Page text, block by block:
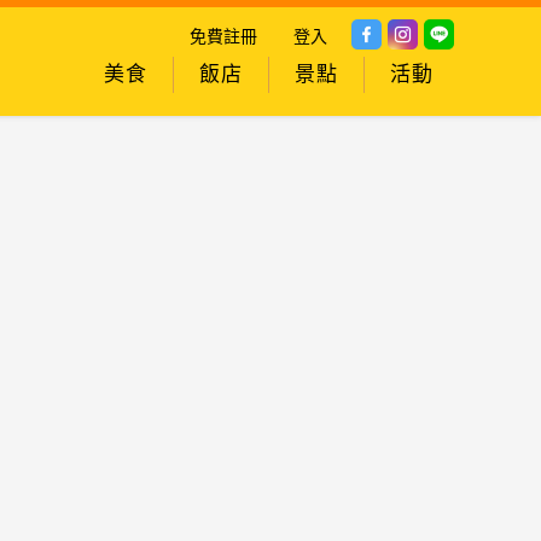
免費註冊 登入
美食 飯店 景點 活動